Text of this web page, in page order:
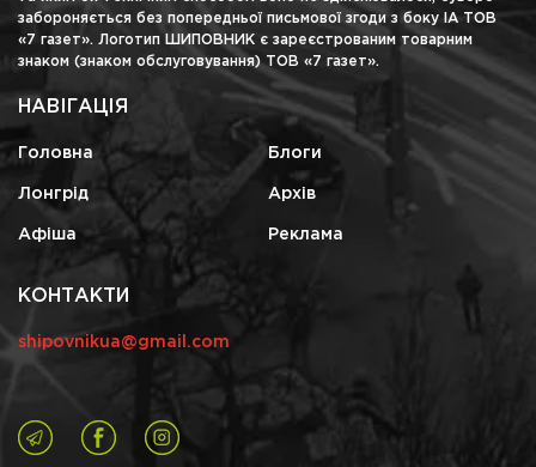
забороняється без попередньої письмової згоди з боку ІА ТОВ
«7 газет». Логотип ШИПОВНИК є зареєстрованим товарним
знаком (знаком обслуговування) ТОВ «7 газет».
НАВІГАЦІЯ
Головна Блоги
Лонгрід Архів
Афіша Реклама
КОНТАКТИ
shipovnikua@gmail.com